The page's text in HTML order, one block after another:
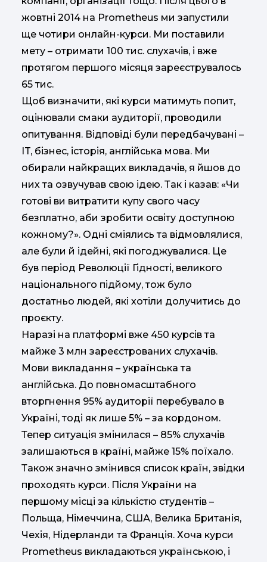
жовтні 2014 на Prometheus ми запустили
ще чотири онлайн-курси. Ми поставили
мету – отримати 100 тис. слухачів, і вже
протягом першого місяця зареєструвалось
65 тис.
Щоб визначити, які курси матимуть попит,
оцінювали смаки аудиторії, проводили
опитування. Відповіді були передбачувані –
IT, бізнес, історія, англійська мова. Ми
обирали найкращих викладачів, я йшов до
них та озвучував свою ідею. Так і казав: «Чи
готові ви витратити купу свого часу
безплатно, аби зробити освіту доступною
кожному?». Одні сміялись та відмовлялися,
але були й ідейні, які погоджувалися. Це
був період Революції Гідності, великого
національного підйому, тож було
достатньо людей, які хотіли долучитись до
проєкту.
Наразі на платформі вже 450 курсів та
майже 3 млн зареєстрованих слухачів.
Мови викладання – українська та
англійська. До повномасштабного
вторгнення 95% аудиторії перебувало в
Україні, тоді як лише 5% – за кордоном.
Тепер ситуація змінилася – 85% слухачів
залишаються в країні, майже 15% поїхало.
Також значно змінився список країн, звідки
проходять курси. Після України на
першому місці за кількістю студентів –
Польща, Німеччина, США, Велика Британія,
Чехія, Нідерланди та Франція. Хоча курси
Prometheus викладаються українською, і